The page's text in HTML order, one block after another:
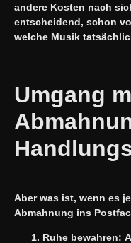
andere Kosten nach
entscheidend, schon
welche Musik
Umgang
Aber was ist, wenn es
Abmahnung ins
Ruhe bewahren: